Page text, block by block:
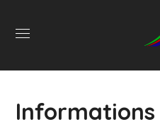
Informations